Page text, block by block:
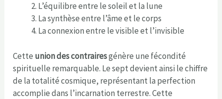
L’équilibre entre le soleil et la lune
La synthèse entre l’âme et le corps
La connexion entre le visible et l’invisible
Cette union des contrairesgénère une fécondité
spirituelle remarquable. Le sept devient ainsi le chiffre
de la totalité cosmique, représentant la perfection
accomplie dans l’incarnation terrestre. Cette